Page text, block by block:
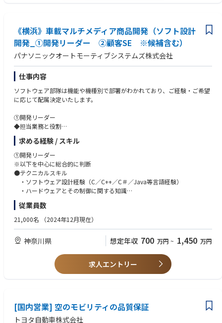
ジメント推進する中軸人材
ビジネス価値やROI、収支の最大化、「開発・納入・品質・コスト」を
包括的にマネジメント、製品ライフサイクル全体においてプロダクトマネ
ジメントを推進
・顧客と内部ステークホルダー対応リーダー
提供価値と投資適正化・収支最大化を軸に、プロジェクト計画を立案して
顧客と内部ステークホルダーとプロジェクト連携推進と完遂
KGI/KPIを達成できるようにプロジェクト運営を行ってチームでの成果
を最大化
②SEリーダー/SE担当
・SE職能の代表として顧客対応、仕様策定、プロジェクト課題解決を担当
する複数のSEメンバーをリードし、商品全般に対する仕様策定・課題解決
を推進する
・専門知識・経験を活かして顧客と共創活動を通じて、プロジェクト推進
やプロセス再構築などの実務推進で主導的な役割を果たして共通ゴールを
達成
●この仕事を通じて得られること
・大変革期を迎えている車載領域において、SDVコンピューティングを軸
に新規価値創造で新たなモビリティ社会へ貢献
・エンジニアリングチェーンとバリューチェーン全体を統括する技術やマ
ネジメントスキルの自己成長、自身の市場価値の向上
・大規模開発マネジメント能力の自己成長、自身の市場価値の向上
・経験豊富なメンバーと一緒に過去の経験やコミュニケーションスキルを
ィブ活動で効率的な開発を推進する役割を完遂することで、当社およ
び”ご本人”指名でまた次の仕事もお任せいただけるという充実感を得るこ
・心理的安全性と透明性を重要視し、失敗を恐れず次への成功や学習デー
タとして挑戦できる風土、活動や失敗を共有・賞賛する文化
・組み込みソフト開発 or カーOEMとの対応、オートモーティブ関連の
業務経験
・品質問題を、真因分析（5wayやなぜなぜ分析など）を実施すること
で、課題を特定した経験のある方
・お客様と協働して、課題の解決に取り組んだ経験のある方
・データ分析や統計の知識および業務経験のある方
・海外駐在やカーメーカーへの出向経験のある方
・大規模ソフト開発（100名以上）の開発経験
・顧客および他社との仕様調整業務(Working Group等)の経験
《横浜》車載マルチメディア商品開発（ソフト設計
開発_①開発リーダー ②顧客SE ※候補含む）
パナソニックオートモーティブシステムズ株式会社
仕事内容
ソフトウェア部隊は機能や機種別で部署がわかれており、ご経験・ご希望
に応じて配属決定いたします。
①開発リーダー
◆担当業務と役割
●ソフトウェア開発の開発マネージメントリーダー
・担当機種のソフトウェア開発プロジェクトの全体マネージメントと商品
化を担当
・複数の機能開発チーム(機能リーダー)の取り纏め
・目標のQCD達成に向けた全体管理
●ソフトウェア開発の開発マネージメントリーダー候補（機能リーダー）
ー）
・該当機能の開発チームを取り纏め
・目標のQCD達成に向けた管理
●具体的な仕事内容
け、ソフトウェア開発プロジェクトの全体マネージメント
・ ソフト以外の関連部署との連携（ハード、PM、品管、等）
大規模開発、中小規模開発など複数機種が存在します。個人の経験・スキ
ル・希望に応じてアサインを決定します。
求める経験 / スキル
①開発リーダー
※以下を中心に総合的に判断
●テクニカルスキル
・ソフトウェア設計経験（C／C++／C＃／Java等言語経験）
・ハードウェアとその制御に関する知識
・RTOS/Autosarに関する知識
・機能安全に関する知識
・FMEA/FTAなど堅牢なソフトウェアを構築する知識
・開発リーダー…100名以上のソフトウェア開発プロジェクトのマネー
ジメント経験がある
・開発リーダー候補…5-50名規模のソフトウェア開発プロジェクトのマ
ネージメント経験がある（各機能ブロックレベルの開発マネージメント経
・自部署だけでなく、組織横断的に関係者を巻き込みながら事案の推
進、課題を解決できる
従業員数
21,000名 （2024年12月現在）
神奈川県 想定年収 700 万円 ~ 1,450 万円
求人エントリー
[国内営業] 空のモビリティの品質保証
トヨタ自動車株式会社